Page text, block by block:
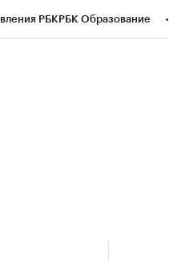
РБКРБК Образование